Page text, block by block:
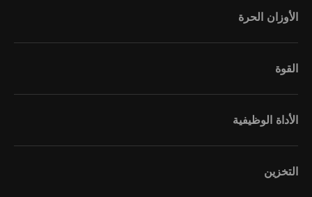
الأوزان الحرة
القوة
الأداة الوظيفية
التخزين